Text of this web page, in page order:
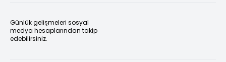
Günlük gelişmeleri sosyal
medya hesaplarından takip
edebilirsiniz.